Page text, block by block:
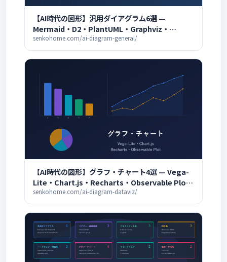
【AI時代の図形】汎用ダイアグラム6選 —
Mermaid・D2・PlantUML・Graphviz・
Nomnoml・Pikchr徹底比較
senkohome.com/ai-diagram-general/
【AI時代の図形】グラフ・チャート4選 — Vega-
Lite・Chart.js・Recharts・Observable Plot
徹底比較
senkohome.com/ai-diagram-dataviz/